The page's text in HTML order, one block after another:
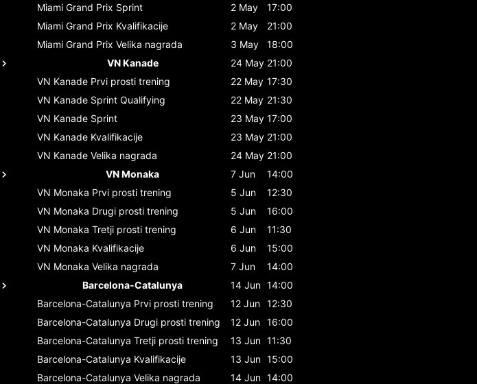
Miami Grand Prix Sprint 2 May
17:00
Miami Grand Prix Kvalifikacije 2 May
21:00
Miami Grand Prix Velika nagrada 3 May
18:00
VN Kanade
24 May 21:00
VN Kanade Prvi prosti trening 22 May 17:30
VN Kanade Sprint Qualifying 22 May 21:30
VN Kanade Sprint 23 May 17:00
VN Kanade Kvalifikacije 23 May 21:00
VN Kanade Velika nagrada 24 May 21:00
VN Monaka
7 Jun
14:00
VN Monaka Prvi prosti trening 5 Jun
12:30
VN Monaka Drugi prosti trening 5 Jun
16:00
VN Monaka Tretji prosti trening 6 Jun
11:30
VN Monaka Kvalifikacije 6 Jun
15:00
VN Monaka Velika nagrada 7 Jun
14:00
Barcelona-Catalunya
14 Jun 14:00
Barcelona-Catalunya Prvi prosti trening 12 Jun 12:30
Barcelona-Catalunya Drugi prosti trening 12 Jun 16:00
Barcelona-Catalunya Tretji prosti trening 13 Jun 11:30
Barcelona-Catalunya Kvalifikacije 13 Jun 15:00
Barcelona-Catalunya Velika nagrada 14 Jun 14:00